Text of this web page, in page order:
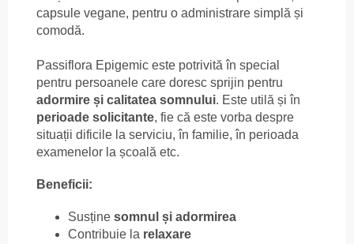
capsule vegane, pentru o administrare simplă și
comodă.
Passiflora Epigemic este potrivită în special
pentru persoanele care doresc sprijin pentru
adormire și calitatea somnului. Este utilă și în
perioade solicitante, fie că este vorba despre
situații dificile la serviciu, în familie, în perioada
examenelor la școală etc.
Beneficii:
Susține somnul și adormirea
Contribuie la relaxare